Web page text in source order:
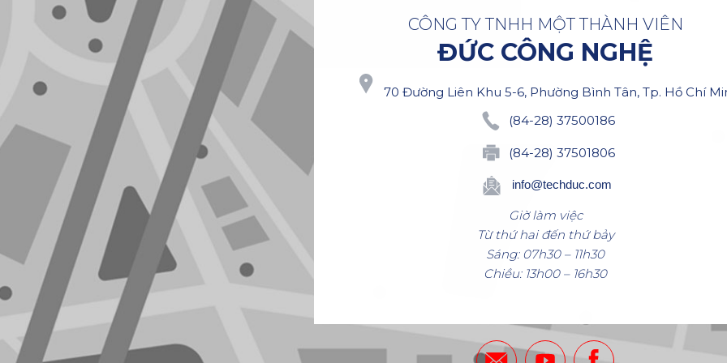
CÔNG TY TNHH MỘT THÀNH VIÊN
ĐỨC CÔNG NGHỆ
70 Đường Liên Khu 5-6, Phường Bình Tân, Tp. Hồ Chí
(84-28) 37500186
(84-28) 37501806
info@techduc.com
Giờ làm việc
Từ thứ hai đến thứ bảy
Sáng: 07h30 – 11h30
Chiều: 13h00 – 16h30